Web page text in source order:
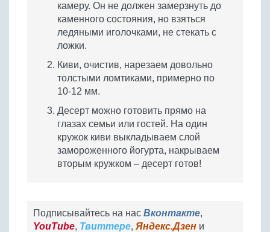
камеру. Он не должен замерзнуть до
каменного состояния, но взяться
ледяными иголочками, не стекать с
ложки.
Киви, очистив, нарезаем довольно
толстыми ломтиками, примерно по
10-12 мм.
Десерт можно готовить прямо на
глазах семьи или гостей. На один
кружок киви выкладываем слой
замороженного йогурта, накрываем
вторым кружком – десерт готов!
Подписывайтесь на нас Вконтакте,
YouTube, Твиттере, Яндекс.Дзен и